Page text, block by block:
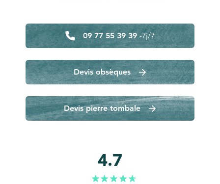
09 77 55 39 39 -7j/7
Devis obsèques
Devis pierre tombale
4.7